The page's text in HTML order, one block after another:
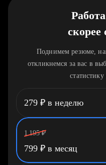
скорее
Поднимем резюме,
откликнемся за вас в
279 ₽ в неделю
1 195 ₽
799 ₽ в месяц